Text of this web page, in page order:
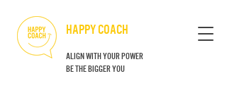
HAPPY COACH
align with your power
BE THE BIGGER YOU